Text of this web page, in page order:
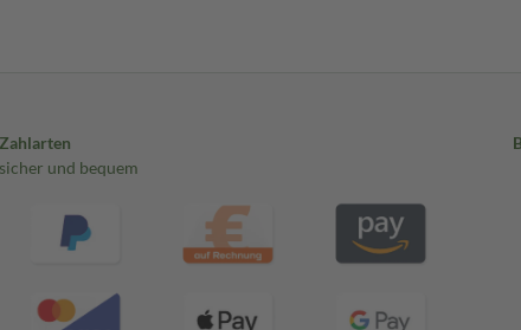
Zahlarten
sicher und bequem